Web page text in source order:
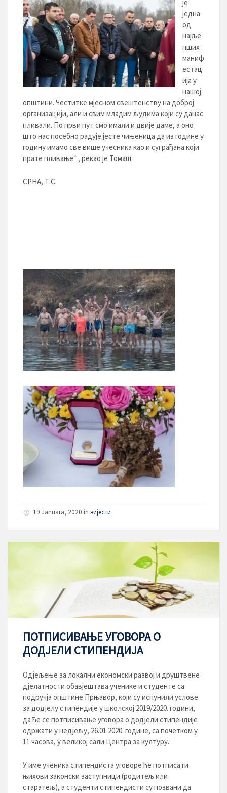
је
једна
од
најље
пших
маниф
естац
ија у
нашој
општини. Честитке мјесном свештенству на доброј
организацији, али и свим младим људима који су данас
пливали. По први пут смо имали и двије даме, а оно
што нас посебно радује јесте чињеница да из године у
годину имамо све више учесника као и суграђана који
прате пливање“ , рекао је Томаш.
СРНА, Т.С.
19 Januara, 2020 in вијести
ПОТПИСИВАЊЕ УГОВОРА О
ДОДЈЕЛИ СТИПЕНДИЈА
Одјељење за локални економски развој и друштвене
дјелатности обавјештава ученике и студенте са
подручја општине Прњавор, који су испунили услове
за додјелу стипендије у школској 2019/2020. години,
да ће се потписивање уговора о додјели стипендије
одржати у недјељу, 26.01.2020. године, са почетком у
11 часова, у великој сали Центра за културу.
У име ученика стипендиста уговоре ће потписати
њихови законски заступници (родитељ или
старатељ), а студенти стипендисти су позвани да